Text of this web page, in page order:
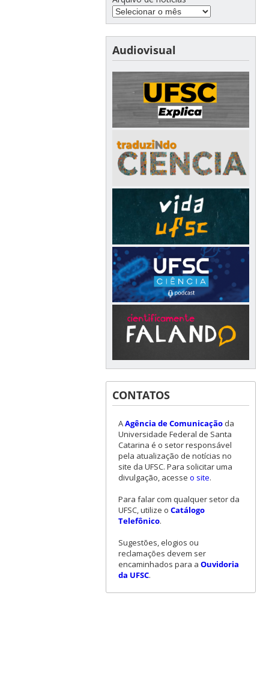
Audiovisual
CONTATOS
AAgência de Comunicaçãoda
Universidade Federal de Santa
Catarina é o setor responsável
pela atualização de notícias no
site da UFSC. Para solicitar uma
divulgação, acesse o site.
Para falar com qualquer setor da
UFSC, utilize o Catálogo
Telefônico.
Sugestões, elogios ou
reclamações devem ser
encaminhados para a Ouvidoria
da UFSC.